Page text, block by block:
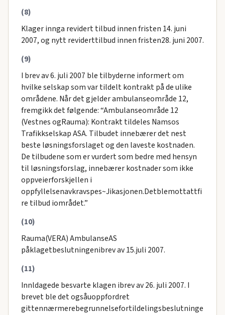
(8)
Klager innga revidert tilbud innen fristen 14. juni
2007, og nytt reviderttilbud innen fristen28. juni 2007.
(9)
I brev av 6. juli 2007 ble tilbyderne informert om
hvilke selskap som var tildelt kontrakt på de ulike
områdene. Når det gjelder ambulanseområde 12,
fremgikk det følgende: “Ambulanseområde 12
(Vestnes ogRauma): Kontrakt tildeles Namsos
Trafikkselskap ASA. Tilbudet innebærer det nest
beste løsningsforslaget og den laveste kostnaden.
De tilbudene som er vurdert som bedre med hensyn
til løsningsforslag, innebærer kostnader som ikke
oppveierforskjellen i
oppfyllelsenavkravspes~Jikasjonen.Detblemottattfi
re tilbud iområdet.”
(10)
Rauma(VERA) AmbulanseAS
påklagetbeslutningenibrev av 15.juli 2007.
(11)
Innldagede besvarte klagen ibrev av 26. juli 2007. I
brevet ble det ogsåuoppfordret
gittennærmerebegrunnelsefortildelingsbeslutninge